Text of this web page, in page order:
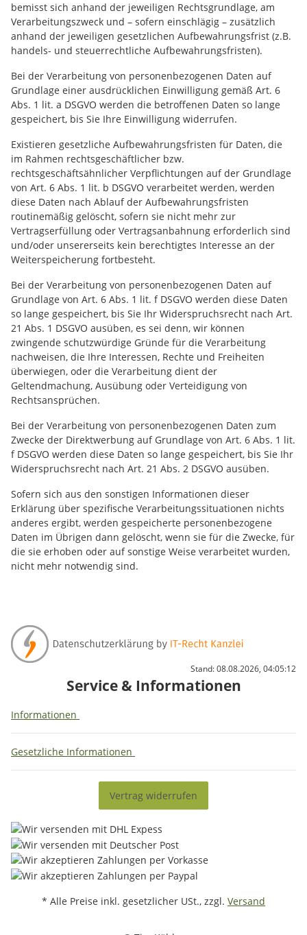
bemisst sich anhand der jeweiligen Rechtsgrundlage, am
Verarbeitungszweck und – sofern einschlägig – zusätzlich
anhand der jeweiligen gesetzlichen Aufbewahrungsfrist (z.B.
handels- und steuerrechtliche Aufbewahrungsfristen).
Bei der Verarbeitung von personenbezogenen Daten auf
Grundlage einer ausdrücklichen Einwilligung gemäß Art. 6
Abs. 1 lit. a DSGVO werden die betroffenen Daten so lange
gespeichert, bis Sie Ihre Einwilligung widerrufen.
Existieren gesetzliche Aufbewahrungsfristen für Daten, die
im Rahmen rechtsgeschäftlicher bzw.
rechtsgeschäftsähnlicher Verpflichtungen auf der Grundlage
von Art. 6 Abs. 1 lit. b DSGVO verarbeitet werden, werden
diese Daten nach Ablauf der Aufbewahrungsfristen
routinemäßig gelöscht, sofern sie nicht mehr zur
Vertragserfüllung oder Vertragsanbahnung erforderlich sind
und/oder unsererseits kein berechtigtes Interesse an der
Weiterspeicherung fortbesteht.
Bei der Verarbeitung von personenbezogenen Daten auf
Grundlage von Art. 6 Abs. 1 lit. f DSGVO werden diese Daten
so lange gespeichert, bis Sie Ihr Widerspruchsrecht nach Art.
21 Abs. 1 DSGVO ausüben, es sei denn, wir können
zwingende schutzwürdige Gründe für die Verarbeitung
nachweisen, die Ihre Interessen, Rechte und Freiheiten
überwiegen, oder die Verarbeitung dient der
Geltendmachung, Ausübung oder Verteidigung von
Rechtsansprüchen.
Bei der Verarbeitung von personenbezogenen Daten zum
Zwecke der Direktwerbung auf Grundlage von Art. 6 Abs. 1 lit.
f DSGVO werden diese Daten so lange gespeichert, bis Sie Ihr
Widerspruchsrecht nach Art. 21 Abs. 2 DSGVO ausüben.
Sofern sich aus den sonstigen Informationen dieser
Erklärung über spezifische Verarbeitungssituationen nichts
anderes ergibt, werden gespeicherte personenbezogene
Daten im Übrigen dann gelöscht, wenn sie für die Zwecke, für
die sie erhoben oder auf sonstige Weise verarbeitet wurden,
nicht mehr notwendig sind.
Stand: 08.08.2026, 04:05:12
Service & Informationen
Informationen
Gesetzliche Informationen
Vertrag widerrufen
* Alle Preise inkl. gesetzlicher USt., zzgl. Versand